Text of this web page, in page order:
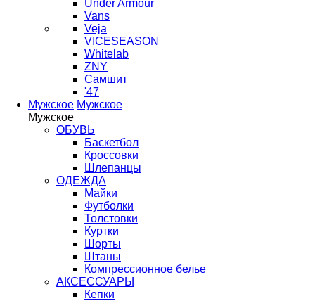
Under Armour
Vans
Veja
VICESEASON
Whitelab
ZNY
Самшит
'47
Мужское Мужское
Мужское
ОБУВЬ
Баскетбол
Кроссовки
Шлепанцы
ОДЕЖДА
Майки
Футболки
Толстовки
Куртки
Шорты
Штаны
Компрессионное белье
АКСЕССУАРЫ
Кепки